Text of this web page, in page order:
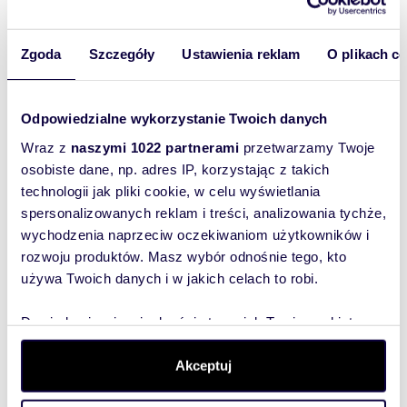
Zgoda Szczegóły Ustawienia reklam O plikach
Odpowiedzialne wykorzystanie Twoich danych
Wraz z naszymi 1022 partnerami przetwarzamy Twoje
osobiste dane, np. adres IP, korzystając z takich
technologii jak pliki cookie, w celu wyświetlania
spersonalizowanych reklam i treści, analizowania tychże,
wychodzenia naprzeciw oczekiwaniom użytkowników i
rozwoju produktów. Masz wybór odnośnie tego, kto
używa Twoich danych i w jakich celach to robi.
Dowiedz się więcej odnośnie tego, jak Twoje osobiste
dane są przetwarzane oraz ustaw własne preferencje w
. W Deklaracji plików cookie możesz
zmienić lub wycofać swoją zgodę w dowolnej chwili.
Akceptuj
2 1 36,75 m2 666 629 zł
2 42,70 m 774 560 zł
2 2 42,28 m2 766 941 zł
2 774 560 zł
2 42,85 m